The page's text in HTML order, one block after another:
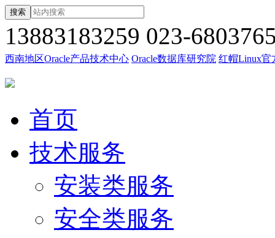
搜索
13883183259 023-
西南地区Oracle产品技术中心 Oracle数据库研究院 红帽Linux官
首页
技术服务
安装类服务
安全类服务